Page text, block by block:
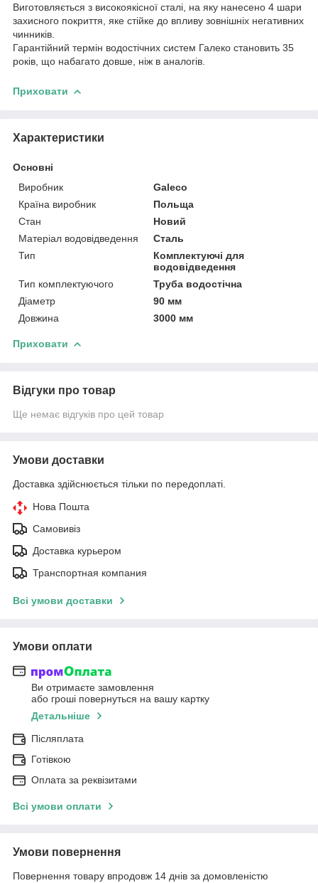
Виготовляється з високоякісної сталі, на яку нанесено 4 шари
захисного покриття, яке стійке до впливу зовнішніх негативних
чинників.
Гарантійний термін водостічних систем Галеко становить 35
років, що набагато довше, ніж в аналогів.
Приховати
Характеристики
Основні
Виробник
Galeco
Країна виробник
Польща
Стан
Новий
Матеріал водовідведення
Сталь
Тип
Комплектуючі для
водовідведення
Тип комплектуючого
Труба водостічна
Діаметр
90 мм
Довжина
3000 мм
Приховати
Відгуки про товар
Ще немає відгуків про цей товар
Умови доставки
Доставка здійснюється тільки по передоплаті.
Нова Пошта
Самовивіз
Доставка курьером
Транспортная компания
Всі умови доставки
Умови оплати
Ви отримаєте замовлення
або гроші повернуться на вашу картку
Детальніше
Післяплата
Готівкою
Оплата за реквізитами
Всі умови оплати
Умови повернення
Повернення товару впродовж 14 днів за домовленістю